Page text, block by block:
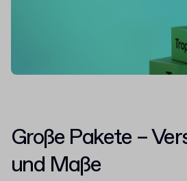
Große Pakete –
und Maße